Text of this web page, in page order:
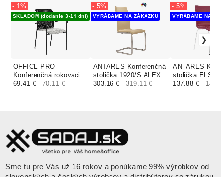
OFFICE PRO
Konferenčná rokovacia
stolička TRITON
SKLADOM (dodanie 3-14 dní)
- 1%
69.41 € 70.11 €
ANTARES Konferenčná
stolička 1920/S ALEX
čalúnenie KOŽA
VYRÁBAME NA ZÁKAZKU
- 5%
303.16 € 319.11 €
ANTARES
stolička ELSI
SEAT UPH
VYRÁBAME NA
- 5%
137.88 €
Sme tu pre Vás už 16 rokov a ponúkame 99% výrobkov od